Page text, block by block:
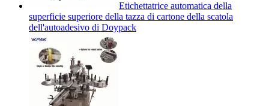
Etichettatrice automatica della
superficie superiore della tazza di cartone della scatola
dell'autoadesivo di Doypack